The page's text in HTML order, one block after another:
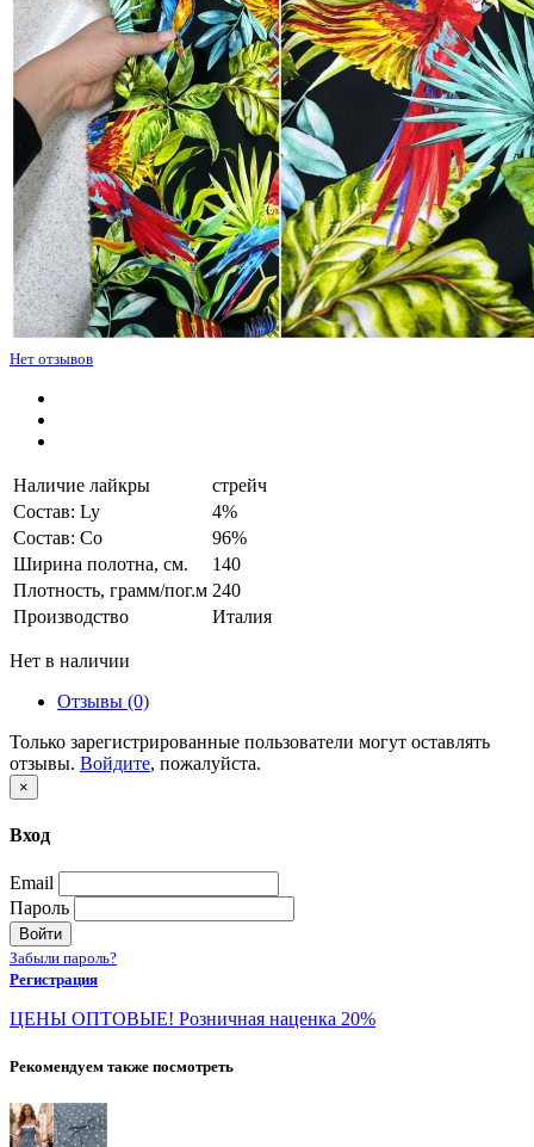
Нет отзывов
Наличие лайкры
стрейч
Состав: Ly
4%
Состав: Co
96%
Ширина полотна, см.
140
Плотность, грамм/пог.м 240
Производство
Италия
Нет в наличии
Отзывы (0)
Только зарегистрированные пользователи могут оставлять
отзывы. Войдите, пожалуйста.
×
Вход
Email
Пароль
Войти
Забыли пароль?
Регистрация
ЦЕНЫ ОПТОВЫЕ! Розничная наценка 20%
Рекомендуем также посмотреть